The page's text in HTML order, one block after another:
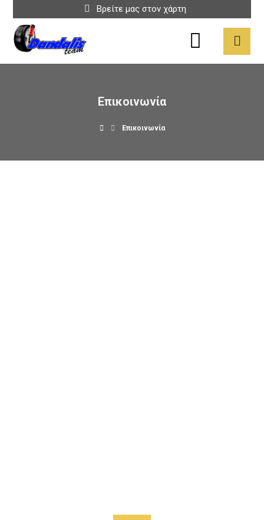
Βρείτε μας στον χάρτη
Επικοινωνία
Επικοινωνία